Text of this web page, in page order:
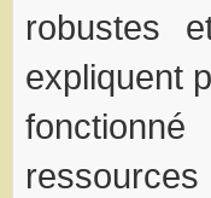
robustes
expliquent